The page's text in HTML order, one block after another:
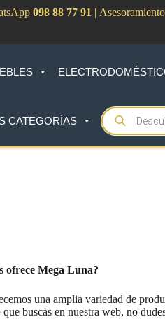
098 88 77 91 |
CATEGORÍAS
Products
search
ofrece Mega Luna?
una amplia variedad de
que buscas en nuestra web, no